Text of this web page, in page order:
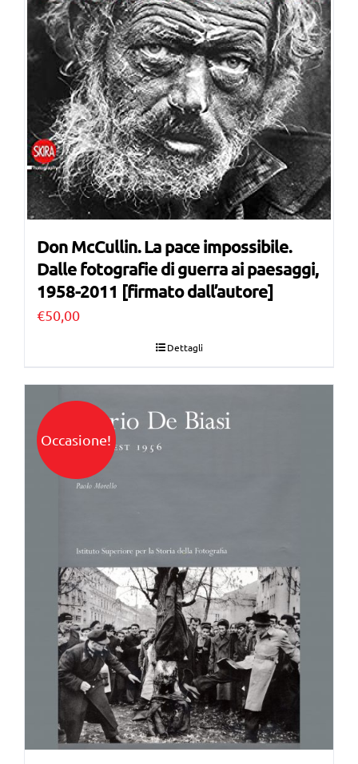
Don McCullin. La pace impossibile.
Dalle fotografie di guerra ai paesaggi,
1958-2011 [firmato dall’autore]
€50,00
Dettagli
Occasione!